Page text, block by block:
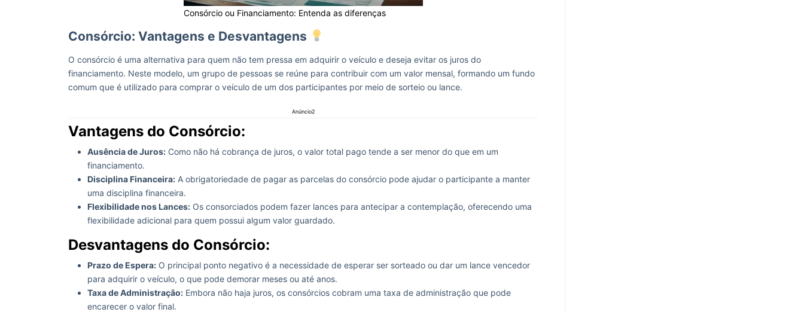
Consórcio ou Financiamento: Entenda as diferenças
Consórcio: Vantagens e Desvantagens
O consórcio é uma alternativa para quem não tem pressa em adquirir o veículo e deseja evitar os juros do
financiamento. Neste modelo, um grupo de pessoas se reúne para contribuir com um valor mensal, formando um fundo
comum que é utilizado para comprar o veículo de um dos participantes por meio de sorteio ou lance.
Anúncio2
Vantagens do Consórcio:
Ausência de Juros: Como não há cobrança de juros, o valor total pago tende a ser menor do que em um
financiamento.
Disciplina Financeira: A obrigatoriedade de pagar as parcelas do consórcio pode ajudar o participante a manter
uma disciplina financeira.
Flexibilidade nos Lances: Os consorciados podem fazer lances para antecipar a contemplação, oferecendo uma
flexibilidade adicional para quem possui algum valor guardado.
Desvantagens do Consórcio:
Prazo de Espera: O principal ponto negativo é a necessidade de esperar ser sorteado ou dar um lance vencedor
para adquirir o veículo, o que pode demorar meses ou até anos.
Taxa de Administração: Embora não haja juros, os consórcios cobram uma taxa de administração que pode
encarecer o valor final.